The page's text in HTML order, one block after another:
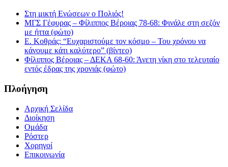
Στη μικτή Ενώσεων ο Πολιός!
ΜΓΣ Γέφυρας – Φίλιππος Βέροιας 78-68: Φινάλε στη σεζόν
με ήττα (φώτο)
Ε. Κοθράς: “Ευχαριστούμε τον κόσμο – Του χρόνου να
κάνουμε κάτι καλύτερο” (βίντεο)
Φίλιππος Βέροιας – ΔΕΚΑ 68-60: Άνετη νίκη στο τελευταίο
εντός έδρας της χρονιάς (φώτο)
Πλοήγηση
Αρχική Σελίδα
Διοίκηση
Ομάδα
Ρόστερ
Χορηγοί
Επικοινωνία